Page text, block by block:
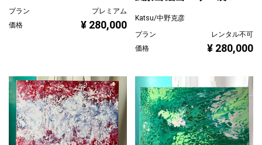
プラン
プレミアム
価格
¥ 280,000
ント」
Katsu/中野克彦
プラン
レンタル不可
価格
¥ 280,000